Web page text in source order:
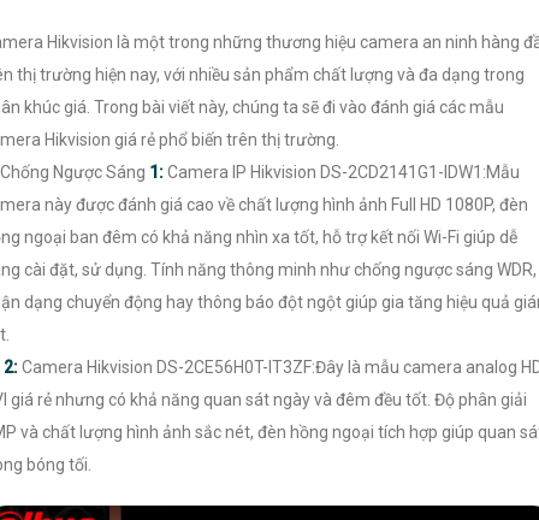
Hikvision là một trong những thương hiệu camera an ninh hàng
thị trường hiện nay, với nhiều sản phẩm chất lượng và đa dạng trong
khúc giá. Trong bài viết này, chúng ta sẽ đi vào đánh giá các mẫu
Hikvision giá rẻ phổ biến trên thị trường.
Ngược Sáng 1:Camera IP Hikvision DS-2CD2141G1-IDW1:Mẫu
này được đánh giá cao về chất lượng hình ảnh Full HD 1080P, đèn
ngoại ban đêm có khả năng nhìn xa tốt, hỗ trợ kết nối Wi-Fi giúp dễ
cài đặt, sử dụng. Tính năng thông minh như chống ngược sáng WDR,
dạng chuyển động hay thông báo đột ngột giúp gia tăng hiệu quả
2:Camera Hikvision DS-2CE56H0T-IT3ZF:Đây là mẫu camera analog
giá rẻ nhưng có khả năng quan sát ngày và đêm đều tốt. Độ phân giải
và chất lượng hình ảnh sắc nét, đèn hồng ngoại tích hợp giúp quan
bóng tối.